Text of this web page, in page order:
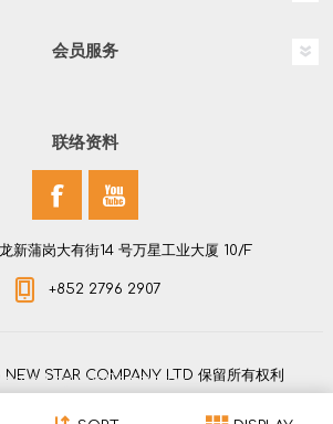
会员服务
联络资料
新蒲岗大有街14 号万星工业大厦 10/F
+852 2796 2907
STAR COMPANY LTD 保留所有权利
bynopCommerce